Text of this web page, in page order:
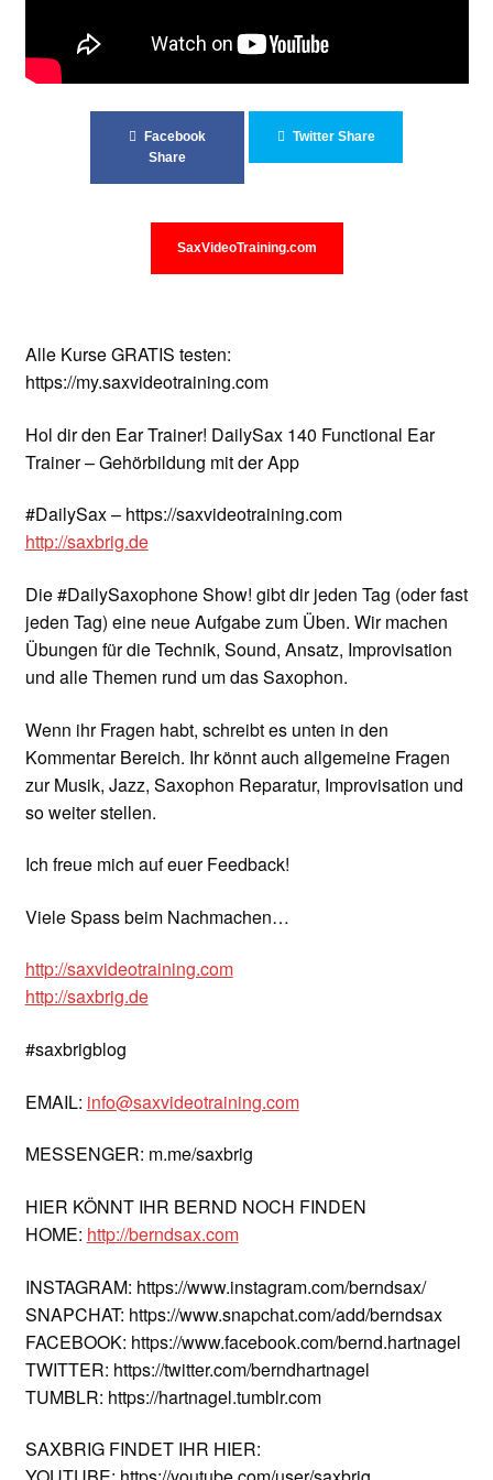
WORKSHOP
ÜBER UNS
Facebook
Share
Twitter Share
SaxVideoTraining.com
Alle Kurse GRATIS testen:
https://my.saxvideotraining.com
Hol dir den Ear Trainer! DailySax 140 Functional Ear
Trainer – Gehörbildung mit der App
#DailySax – https://saxvideotraining.com
http://saxbrig.de
Die #DailySaxophone Show! gibt dir jeden Tag (oder fast
jeden Tag) eine neue Aufgabe zum Üben. Wir machen
Übungen für die Technik, Sound, Ansatz, Improvisation
und alle Themen rund um das Saxophon.
Wenn ihr Fragen habt, schreibt es unten in den
Kommentar Bereich. Ihr könnt auch allgemeine Fragen
zur Musik, Jazz, Saxophon Reparatur, Improvisation und
so weiter stellen.
Ich freue mich auf euer Feedback!
Viele Spass beim Nachmachen…
http://saxvideotraining.com
http://saxbrig.de
#saxbrigblog
EMAIL: info@saxvideotraining.com
MESSENGER: m.me/saxbrig
HIER KÖNNT IHR BERND NOCH FINDEN
HOME: http://berndsax.com
INSTAGRAM: https://www.instagram.com/berndsax/
SNAPCHAT: https://www.snapchat.com/add/berndsax
FACEBOOK: https://www.facebook.com/bernd.hartnagel
TWITTER: https://twitter.com/berndhartnagel
TUMBLR: https://hartnagel.tumblr.com
SAXBRIG FINDET IHR HIER: